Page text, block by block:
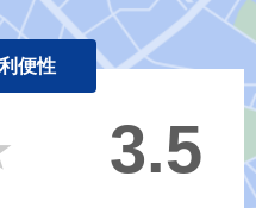
便性
3.5